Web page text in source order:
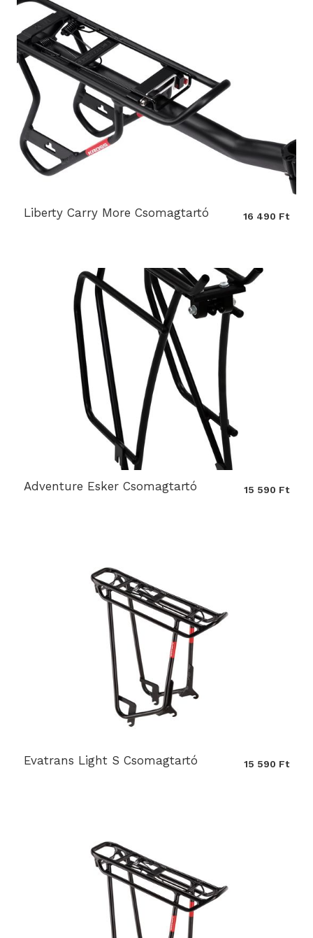
Liberty Carry More Csomagtartó 16 490 Ft
Adventure Esker Csomagtartó 15 590 Ft
Evatrans Light S Csomagtartó 15 590 Ft